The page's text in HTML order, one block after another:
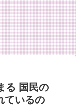
る 国民の
ているの